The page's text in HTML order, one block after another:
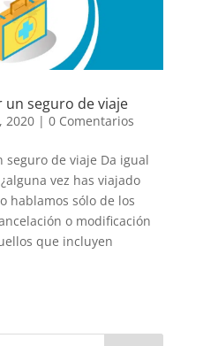
seguro de viaje
2020| 0 Comentarios
de viaje Da igual
vez has viajado
hablamos sólo de los
o modificación
que incluyen